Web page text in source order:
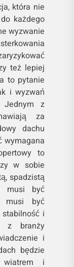
która nie
każdego
wyzwanie
też lepiej
to pytanie
i wyzwań
Jednym z
za
dachu
wymagana
to
w sobie
spadzistą
musi być
musi być
stabilność i
z branży
i
będzie
wiatrem i